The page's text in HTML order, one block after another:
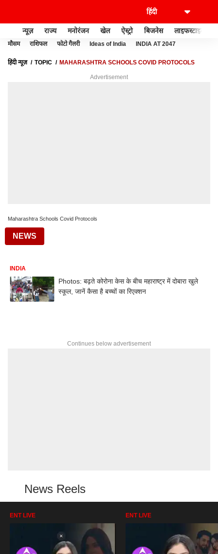
न्यूज़ राज्य मनोरंजन खेल ऐस्ट्रो बिजनेस लाइफस्टाइल
मौसम राशिफल फोटो गैलरी Ideas of India INDIA AT 2047
हिंदी न्यूज़ TOPIC MAHARASHTRA SCHOOLS COVID PROTOCOLS
Advertisement
Maharashtra Schools Covid Protocols
NEWS
INDIA
Photos: बढ़ते कोरोना केस के बीच महाराष्ट्र में दोबारा खुले
स्कूल, जानें कैसा है बच्चों का रिएक्शन
Continues below advertisement
News Reels
ENT LIVE ENT LIVE